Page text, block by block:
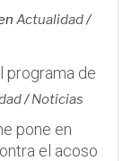
Actualidad/
programa de
/Noticias
pone en
el acoso